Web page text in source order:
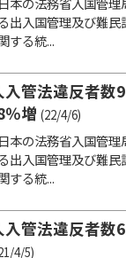
出入国管理及び難
する統...
管法違反者数
増 (22/4/6)
本の法務省入国管理
出入国管理及び難
する統...
入管法違反者数
4/5)